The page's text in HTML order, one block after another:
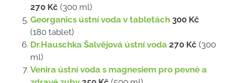
270 Kč (300 ml)
Georganics ústní voda v tabletách 300 Kč
(180 tablet)
Dr.Hauschka Šalvějová ústní voda 270 Kč (300
ml)
Venira ústní voda s magnesiem pro pevné a